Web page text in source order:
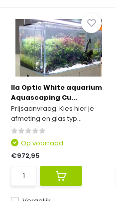
Ila Optic White aquarium
Aquascaping Cu...
Prijsaanvraag. Kies hier je
afmeting en glas typ...
Op voorraad
€972,95